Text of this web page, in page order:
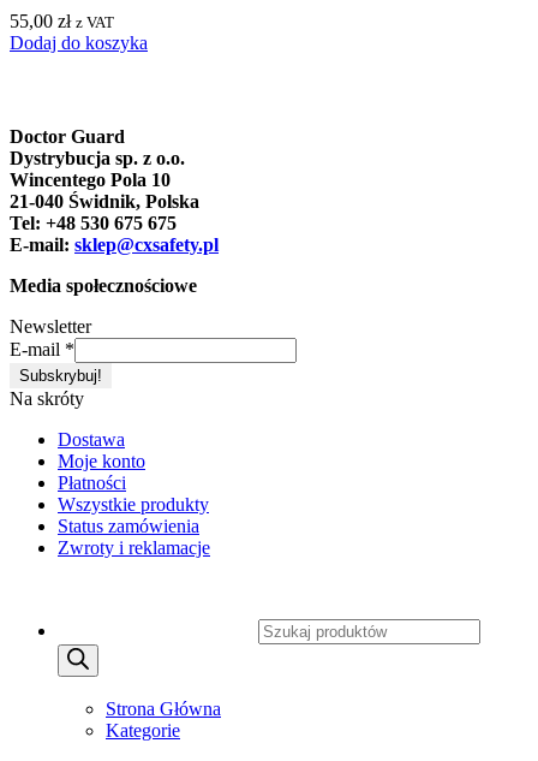
55,00 zł z VAT
Dodaj do koszyka
Doctor Guard
Dystrybucja sp. z o.o.
Wincentego Pola 10
21-040 Świdnik, Polska
Tel: +48 530 675 675
E-mail: sklep@cxsafety.pl
Media społecznościowe
Newsletter
E-mail *
Na skróty
Dostawa
Moje konto
Płatności
Wszystkie produkty
Status zamówienia
Zwroty i reklamacje
Strona Główna
Kategorie